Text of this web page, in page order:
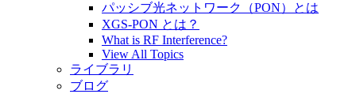
パッシブ光ネットワーク（PON）とは
XGS-PON とは？
What is RF Interference?
View All Topics
ライブラリ
ブログ